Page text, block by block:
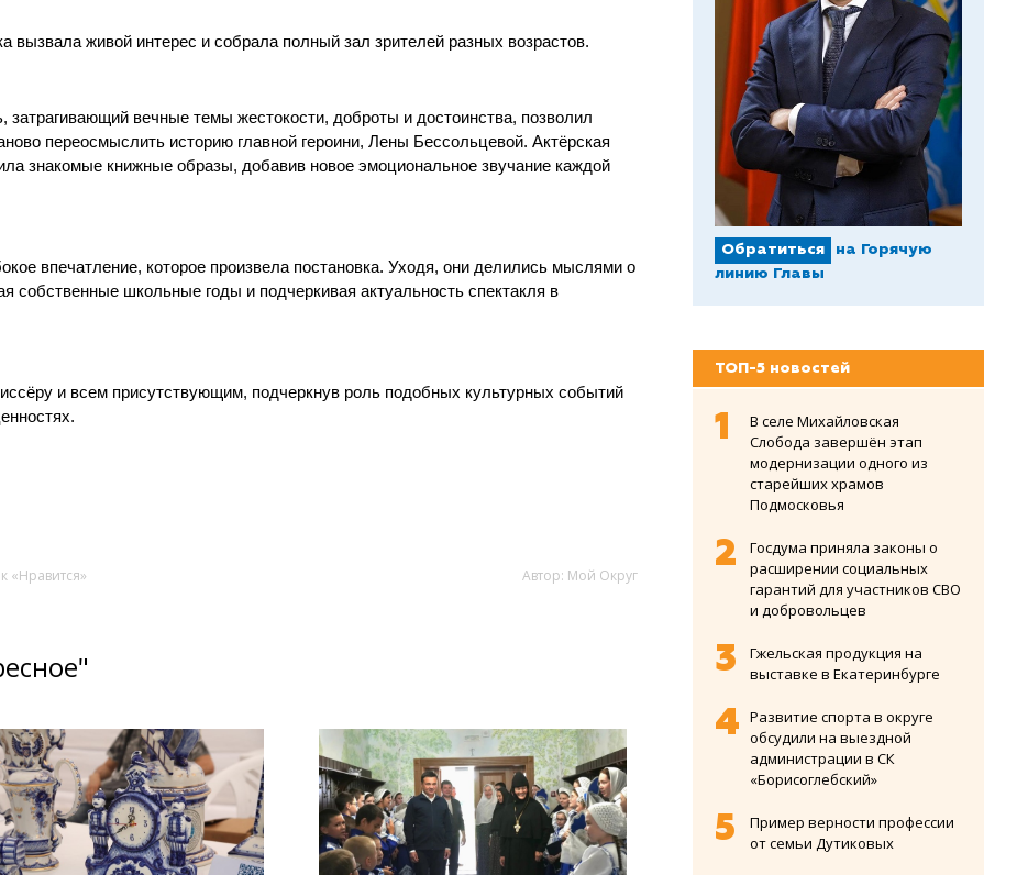
вызвала живой интерес и собрала полный зал зрителей разных возрастов.
затрагивающий вечные темы жестокости, доброты и достоинства, позволил
переосмыслить историю главной героини, Лены Бессольцевой. Актёрская
знакомые книжные образы, добавив новое эмоциональное звучание каждой
впечатление, которое произвела постановка. Уходя, они делились мыслями о
собственные школьные годы и подчеркивая актуальность спектакля в
и всем присутствующим, подчеркнув роль подобных культурных событий
«Нравится» Автор: Мой Округ
Обратиться
на Горячую
линию Главы
ТОП-5 новостей
В селе Михайловская
Слобода завершён этап
модернизации одного из
старейших храмов
Подмосковья
Госдума приняла законы о
расширении социальных
гарантий для участников СВО
и добровольцев
Гжельская продукция на
выставке в Екатеринбурге
Развитие спорта в округе
обсудили на выездной
администрации в СК
«Борисоглебский»
Пример верности профессии
от семьи Дутиковых